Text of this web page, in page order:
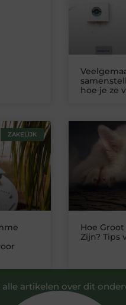
hoe je ze
ZAKELIJK
Hoe
Zijn? Tips
alle artikelen over dit